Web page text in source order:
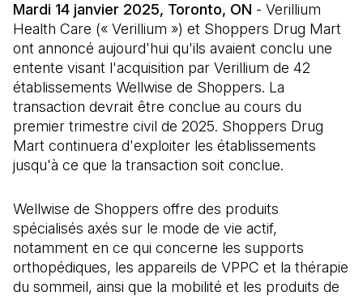
Mardi 14 janvier 2025, Toronto, ON - Verillium
Health Care (« Verillium ») et Shoppers Drug Mart
ont annoncé aujourd'hui qu'ils avaient conclu une
entente visant l'acquisition par Verillium de 42
établissements Wellwise de Shoppers. La
transaction devrait être conclue au cours du
premier trimestre civil de 2025. Shoppers Drug
Mart continuera d'exploiter les établissements
jusqu'à ce que la transaction soit conclue.
Wellwise de Shoppers offre des produits
spécialisés axés sur le mode de vie actif,
notamment en ce qui concerne les supports
orthopédiques, les appareils de VPPC et la thérapie
du sommeil, ainsi que la mobilité et les produits de